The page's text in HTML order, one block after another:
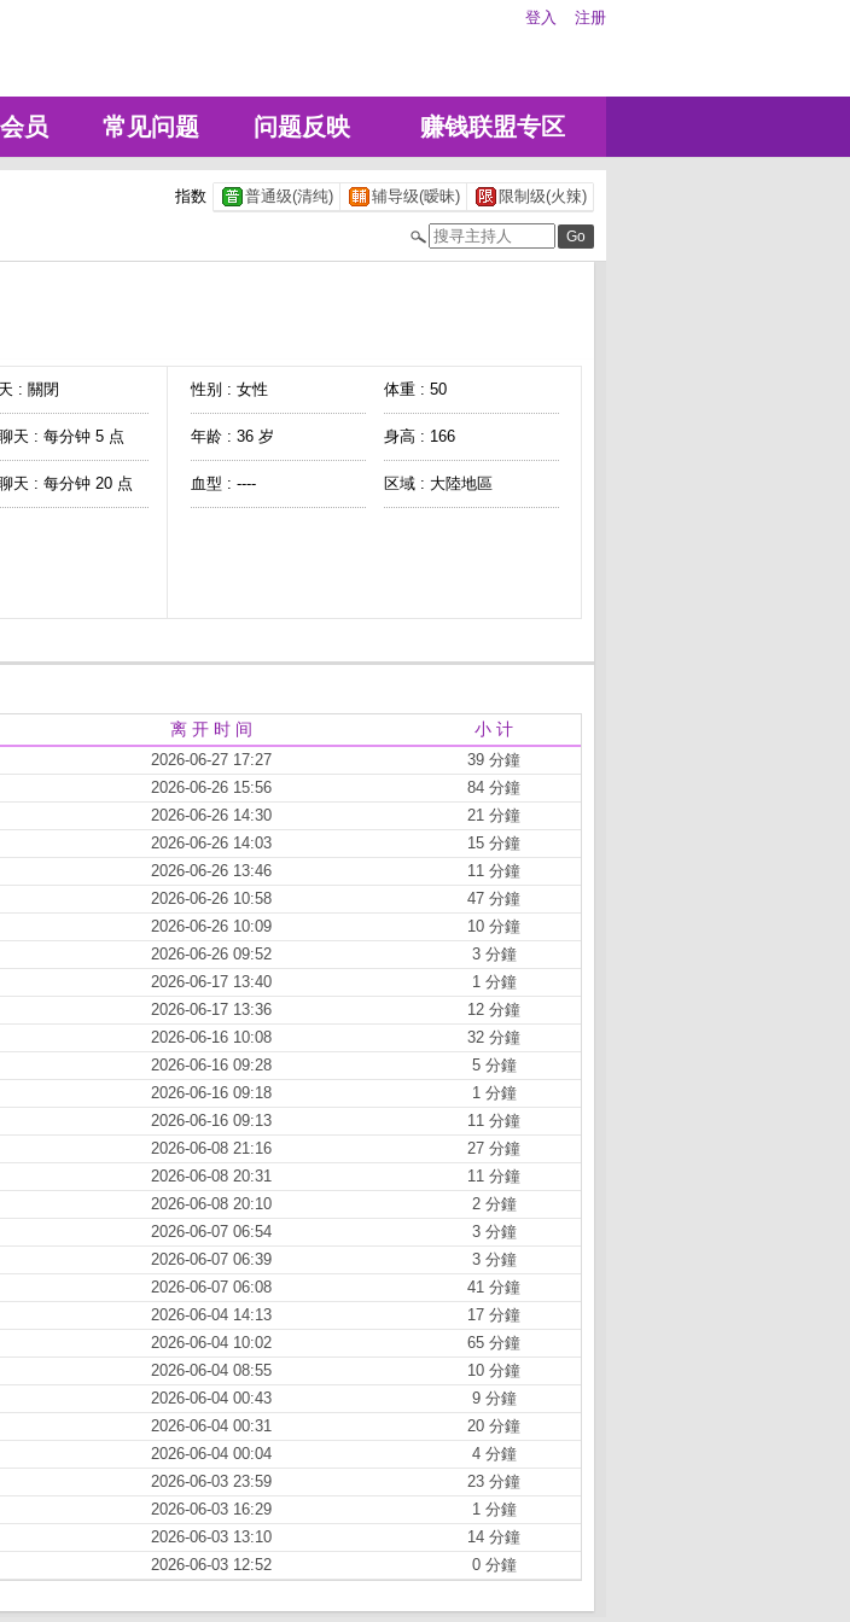
登入 注册
员 常见问题 问题反映 赚钱联盟专区
指数 普通级(清纯) 辅导级(暧昧) 限制级(火辣)
: 關閉
天 : 每分钟 5 点
天 : 每分钟 20 点
性别 : 女性 体重 : 50
年龄 : 36 岁 身高 : 166
血型 : ---- 区域 : 大陸地區
离 开 时 间 小 计
2026-06-27 17:27
39 分鐘
2026-06-26 15:56
84 分鐘
2026-06-26 14:30
21 分鐘
2026-06-26 14:03
15 分鐘
2026-06-26 13:46
11 分鐘
2026-06-26 10:58
47 分鐘
2026-06-26 10:09
10 分鐘
2026-06-26 09:52
3 分鐘
2026-06-17 13:40
1 分鐘
2026-06-17 13:36
12 分鐘
2026-06-16 10:08
32 分鐘
2026-06-16 09:28
5 分鐘
2026-06-16 09:18
1 分鐘
2026-06-16 09:13
11 分鐘
2026-06-08 21:16
27 分鐘
2026-06-08 20:31
11 分鐘
2026-06-08 20:10
2 分鐘
2026-06-07 06:54
3 分鐘
2026-06-07 06:39
3 分鐘
2026-06-07 06:08
41 分鐘
2026-06-04 14:13
17 分鐘
2026-06-04 10:02
65 分鐘
2026-06-04 08:55
10 分鐘
2026-06-04 00:43
9 分鐘
2026-06-04 00:31
20 分鐘
2026-06-04 00:04
4 分鐘
2026-06-03 23:59
23 分鐘
2026-06-03 16:29
1 分鐘
2026-06-03 13:10
14 分鐘
2026-06-03 12:52 0 分鐘